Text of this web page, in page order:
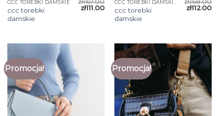
CCC TOREBKI DAMSKIE
ccc torebki
damskie
zł167.00
zł111.00
ccc torebki
damskie
zł168.00
zł112.00
Promocja! Promocja!